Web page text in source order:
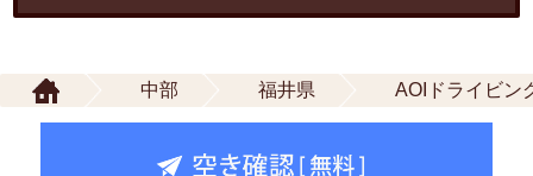
中部 福井県 AOIドライビン